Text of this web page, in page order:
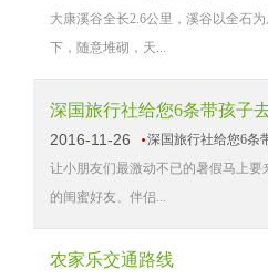
大康溪谷全长2.6公里，溪谷以全石
下，随意堆砌，天...
深国旅行社给您6条带孩子
2016-11-26
深国旅行社给您6条
让小朋友们最激动不已的暑假马上
的闺蜜好友、伴侣...
农家乐交通路线